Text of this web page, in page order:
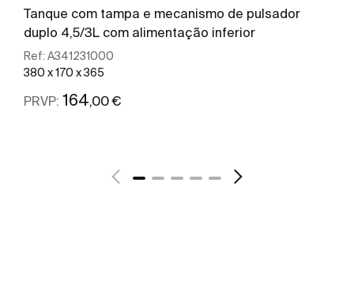
Tanque com tampa e mecanismo de pulsador
duplo 4,5/3L com alimentação inferior
Ref: A341231000
380 x 170 x 365
PRVP: 164,00 €